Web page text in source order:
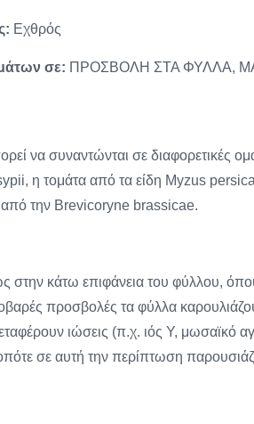
Εχθρός
σε: ΠΡΟΣΒΟΛΗ ΣΤΑ ΦΥΛΛΑ,
να συναντώνται σε διαφορετικές
η τομάτα από τα είδη Myzus
την Brevicoryne brassicae.
στην κάτω επιφάνεια του φύλλου,
προσβολές τα φύλλα
ιώσεις (π.χ. ιός Υ, μωσαϊκό
σε αυτή την περίπτωση